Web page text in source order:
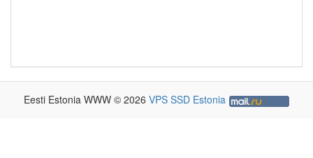
Eesti Estonia WWW © 2026 VPS SSD Estonia